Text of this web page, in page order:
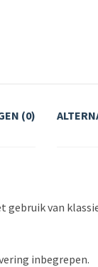
(0)
van
inbegrepen.